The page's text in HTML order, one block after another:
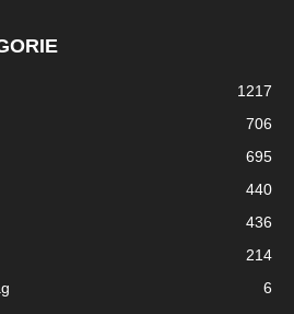
1217
706
695
440
436
214
6